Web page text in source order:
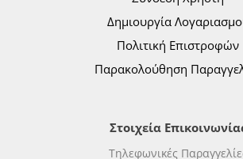
Δημιουργία
Πολιτική Επιστροφών
Παρακολούθηση
Στοιχεία
Τηλεφωνικές